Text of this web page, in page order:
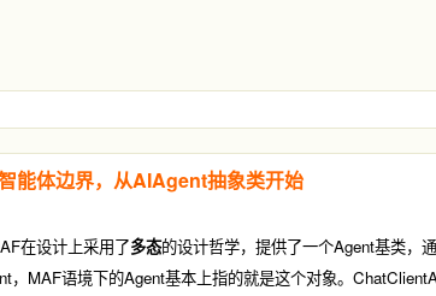
能体边界，从AIAgent抽象类开始
在设计上采用了多态的设计哲学，提供了一个Agent基类，
，MAF语境下的Agent基本上指的就是这个对象。